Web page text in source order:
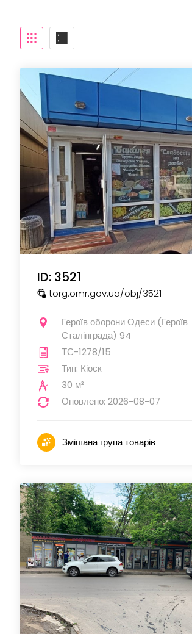
ID: 3521
torg.omr.gov.ua/obj/3521
Героїв оборони Одеси (Героїв
Сталінграда) 94
ТС-1278/15
Тип: Кіоск
30 м²
Оновлено: 2026-08-07
Змішана група товарів